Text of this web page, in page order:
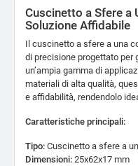
Cuscinetto a Sfere a
Soluzione Affidabile
Il cuscinetto a sfere a una
di precisione progettato per
un’ampia gamma di
materiali di alta qualità,
e affidabilità, rendendolo
Caratteristiche principali:
Tipo: Cuscinetto a sfere a
Dimensioni: 25x62x17 mm